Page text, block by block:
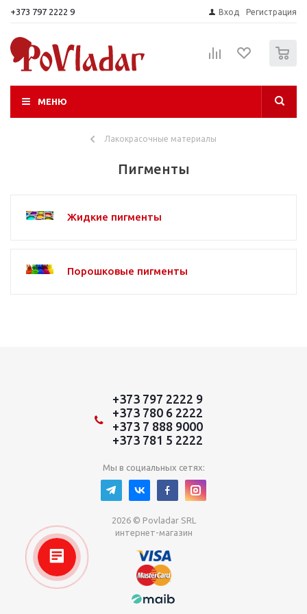
+373 797 2222 9 Вход Регистрация
МЕНЮ
Лакокрасочные материалы
Пигменты
Жидкие пигменты
Порошковые пигменты
+373 797 2222 9
+373 780 6 2222
+373 7 888 9000
+373 781 5 2222
Мы в социальных сетях:
2026 © Povladar SRL
интернет-магазин